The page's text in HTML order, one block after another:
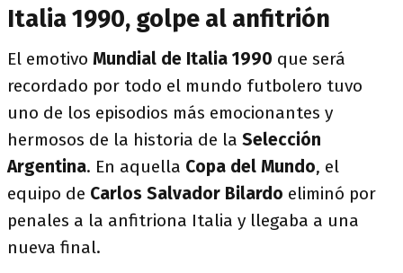
Italia 1990, golpe al anfitrión
El emotivo Mundial de Italia 1990 que será
recordado por todo el mundo futbolero tuvo
uno de los episodios más emocionantes y
hermosos de la historia de la Selección
Argentina. En aquella Copa del Mundo, el
equipo de Carlos Salvador Bilardo eliminó por
penales a la anfitriona Italia y llegaba a una
nueva final.